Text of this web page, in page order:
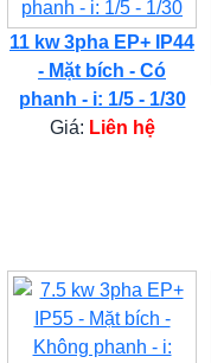
11 kw 3pha EP+ IP44
- Mặt bích - Có
phanh - i: 1/5 - 1/30
Giá: Liên hệ